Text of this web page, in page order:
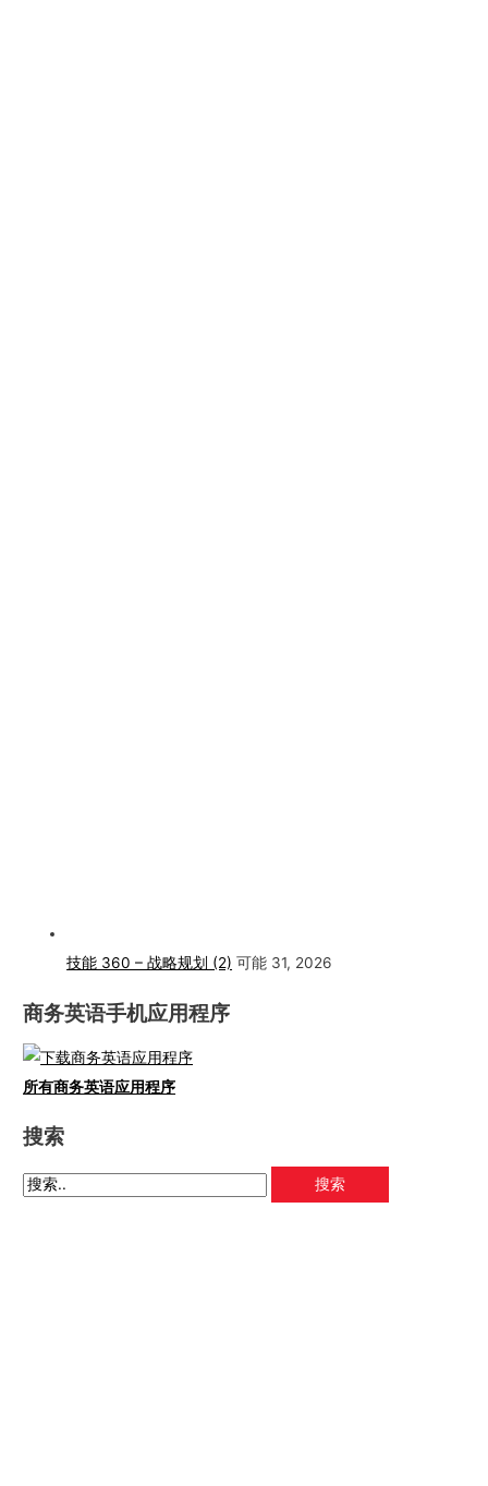
技能 360 – 战略规划 (2) 可能 31, 2026
商务英语手机应用程序
所有商务英语应用程序
搜索